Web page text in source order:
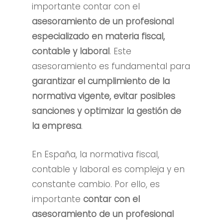
importante contar con el
asesoramiento de un profesional
especializado en materia fiscal,
contable y laboral. Este
asesoramiento es fundamental para
garantizar el cumplimiento de la
normativa vigente,evitar posibles
sanciones yoptimizar la gestión de
la empresa.
En España, la normativa fiscal,
contable y laboral es compleja y en
constante cambio. Por ello, es
importantecontar con el
asesoramiento de un profesional